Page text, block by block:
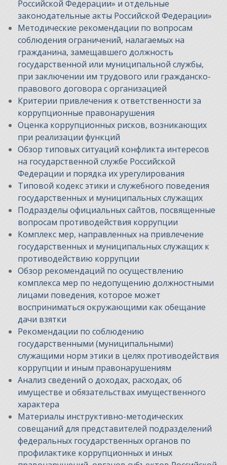
Российской Федерации» и отдельные
законодательные акты Российской Федерации»
Методические рекомендации по вопросам
соблюдения ограничений, налагаемых на
гражданина, замещавшего должность
государственной или муниципальной службы,
при заключении им трудового или гражданско-
правового договора с организацией
Критерии привлечения к ответственности за
коррупционные правонарушения
Оценка коррупционных рисков, возникающих
при реализации функций
Обзор типовых ситуаций конфликта интересов
на государственной службе Российской
Федерации и порядка их урегулирования
Типовой кодекс этики и служебного поведения
государственных и муниципальных служащих
Подразделы официальных сайтов, посвященные
вопросам противодействия коррупции
Комплекс мер, направленных на привлечение
государственных и муниципальных служащих к
противодействию коррупции
Обзор рекомендаций по осуществлению
комплекса мер по недопущению должностными
лицами поведения, которое может
восприниматься окружающими как обещание
дачи взятки
Рекомендации по соблюдению
государственными (муниципальными)
служащими норм этики в целях противодействия
коррупции и иным правонарушениям
Анализ сведений о доходах, расходах, об
имуществе и обязательствах имущественного
характера
Материалы инструктивно-методических
совещаний для представителей подразделений
федеральных государственных органов по
профилактике коррупционных и иных